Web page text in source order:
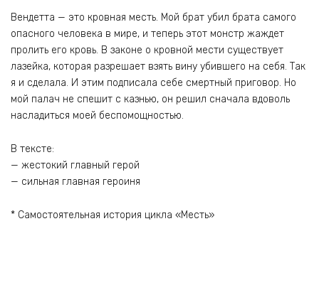
Вендетта — это кровная месть. Мой брат убил брата самого
опасного человека в мире, и теперь этот монстр жаждет
пролить его кровь. В законе о кровной мести существует
лазейка, которая разрешает взять вину убившего на себя. Так
я и сделала. И этим подписала себе смертный приговор. Но
мой палач не спешит с казнью, он решил сначала вдоволь
насладиться моей беспомощностью.
В тексте:
— жестокий главный герой
— сильная главная героиня
* Самостоятельная история цикла «Месть»